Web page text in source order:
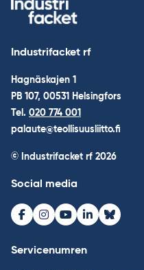
Industrifacket rf
Hagnäskajen 1
PB 107, 00531 Helsingfors
Tel. 020 774 001
palaute@teollisuusliitto.fi
© Industrifacket rf 2026
Social media
Facebook
Instagram
Youtube
LinkedInBluesky
Servicenumren